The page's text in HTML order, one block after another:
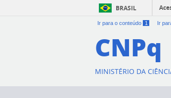
BRASIL
Ir para o conteúdo 1 Ir
CNPq
MINISTÉRIO DA